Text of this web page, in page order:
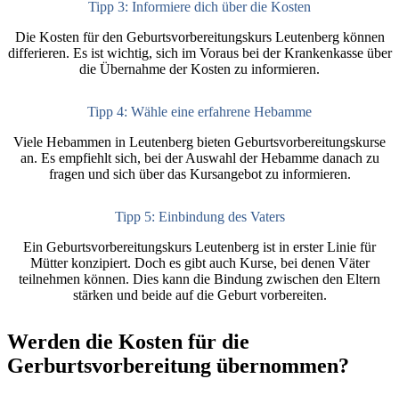
Tipp 3: Informiere dich über die Kosten
Die Kosten für den Geburtsvorbereitungskurs Leutenberg können
differieren. Es ist wichtig, sich im Voraus bei der Krankenkasse über
die Übernahme der Kosten zu informieren.
Tipp 4: Wähle eine erfahrene Hebamme
Viele Hebammen in Leutenberg bieten Geburtsvorbereitungskurse
an. Es empfiehlt sich, bei der Auswahl der Hebamme danach zu
fragen und sich über das Kursangebot zu informieren.
Tipp 5: Einbindung des Vaters
Ein Geburtsvorbereitungskurs Leutenberg ist in erster Linie für
Mütter konzipiert. Doch es gibt auch Kurse, bei denen Väter
teilnehmen können. Dies kann die Bindung zwischen den Eltern
stärken und beide auf die Geburt vorbereiten.
Werden die Kosten für die
Gerburtsvorbereitung übernommen?